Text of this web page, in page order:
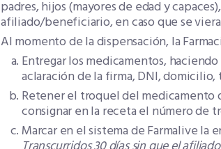
padres, hijos (mayores de edad y
afiliado/beneficiario, en caso que se
Al momento de la dispensación, la
Entregar los medicamentos,
aclaración de la firma, DNI,
Retener el troquel del medicamento
consignar en la receta el número
Marcar en el sistema de Farmalive la